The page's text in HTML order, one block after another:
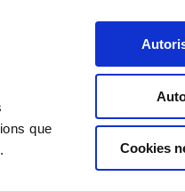
que
Cookies
Connexion
OUVRÉS ⏱️